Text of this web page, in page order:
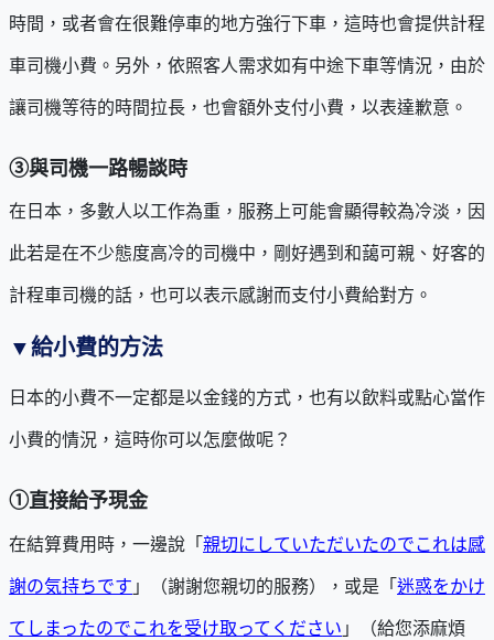
時間，或者會在很難停車的地方強行下車，這時也會提供計程
車司機小費。另外，依照客人需求如有中途下車等情況，由於
讓司機等待的時間拉長，也會額外支付小費，以表達歉意。
③與司機一路暢談時
在日本，多數人以工作為重，服務上可能會顯得較為冷淡，因
此若是在不少態度高冷的司機中，剛好遇到和藹可親、好客的
計程車司機的話，也可以表示感謝而支付小費給對方。
▼給小費的方法
日本的小費不一定都是以金錢的方式，也有以飲料或點心當作
小費的情況，這時你可以怎麼做呢？
①直接給予現金
在結算費用時，一邊說「 親切にしていただいたのでこれは感
謝の気持ちです 」（謝謝您親切的服務），或是「 迷惑をかけ
てしまったのでこれを受け取ってください 」（給您添麻煩